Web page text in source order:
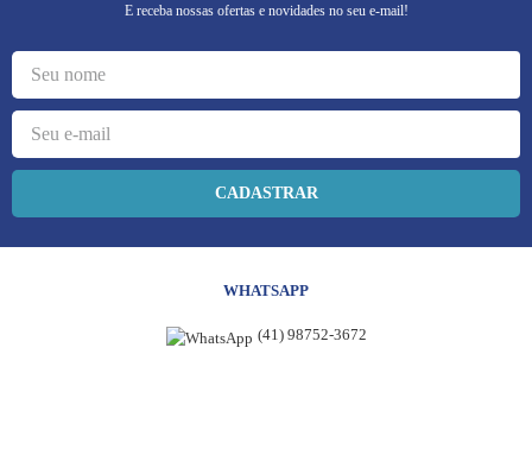
E receba nossas ofertas e novidades no seu e-mail!
CADASTRAR
WHATSAPP
(41) 98752-3672